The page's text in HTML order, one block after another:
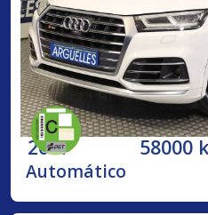
2017 58000
Automático